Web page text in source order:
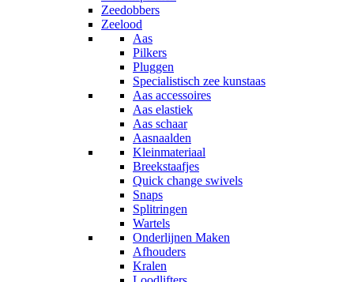
Zeedobbers
Zeelood
Aas
Pilkers
Pluggen
Specialistisch zee kunstaas
Aas accessoires
Aas elastiek
Aas schaar
Aasnaalden
Kleinmateriaal
Breekstaafjes
Quick change swivels
Snaps
Splitringen
Wartels
Onderlijnen Maken
Afhouders
Kralen